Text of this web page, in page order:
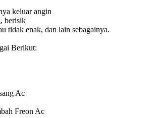
keluar angin
berisik
tidak enak, dan lain sebagainya.
Berikut:
Ac
Freon Ac